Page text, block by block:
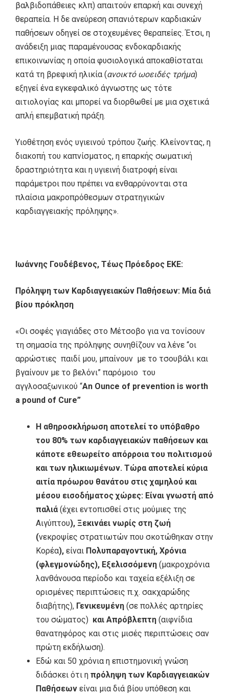
βαλβιδοπάθειες κλπ) απαιτούν επαρκή και συνεχή
θεραπεία. Η δε ανεύρεση σπανιότερων καρδιακών
παθήσεων οδηγεί σε στοχευμένες θεραπείες. Έτσι, η
ανάδειξη μιας παραμένουσας ενδοκαρδιακής
επικοινωνίας η οποία φυσιολογικά αποκαθίσταται
κατά τη βρεφική ηλικία (ανοικτό ωοειδές τρήμα)
εξηγεί ένα εγκεφαλικό άγνωστης ως τότε
αιτιολογίας και μπορεί να διορθωθεί με μια σχετικά
απλή επεμβατική πράξη.
Υιοθέτηση ενός υγιεινού τρόπου ζωής. Κλείνοντας, η
διακοπή του καπνίσματος, η επαρκής σωματική
δραστηριότητα και η υγιεινή διατροφή είναι
παράμετροι που πρέπει να ενθαρρύνονται στα
πλαίσια μακροπρόθεσμων στρατηγικών
καρδιαγγειακής πρόληψης».
Ιωάννης Γουδέβενος, Τέως Πρόεδρος ΕΚΕ:
Πρόληψη των Καρδιαγγειακών Παθήσεων: Μία διά
βίου πρόκληση
«Οι σοφές γιαγιάδες στο Μέτσοβο για να τονίσουν
τη σημασία της πρόληψης συνηθίζουν να λένε “οι
αρρώστιες παιδί μου, μπαίνουν με το τσουβάλι και
βγαίνουν με το βελόνι” παρόμοιο του
αγγλοσαξωνικού “An Ounce of prevention is worth
a pound of Cure”
Η αθηροσκλήρωση αποτελεί το υπόβαθρο
του 80% των καρδιαγγειακών παθήσεων και
κάποτε εθεωρείτο απόρροια του πολιτισμού
και των ηλικιωμένων. Τώρα αποτελεί κύρια
αιτία πρόωρου θανάτου στις χαμηλού και
μέσου εισοδήματος χώρες: Είναι γνωστή από
παλιά(έχει εντοπισθεί στις μούμιες της
Αιγύπτου), Ξεκινάει νωρίς στη ζωή
(νεκροψίες στρατιωτών που σκοτώθηκαν στην
Κορέα), είναι Πολυπαραγοντική, Χρόνια
(φλεγμονώδης), Εξελισσόμενη (μακροχρόνια
λανθάνουσα περίοδο και ταχεία εξέλιξη σε
ορισμένες περιπτώσεις π.χ. σακχαρώδης
διαβήτης), Γενικευμένη (σε πολλές αρτηρίες
του σώματος) και Απρόβλεπτη (αιφνίδια
θανατηφόρος και στις μισές περιπτώσεις σαν
πρώτη εκδήλωση).
Εδώ και 50 χρόνια η επιστημονική γνώση
διδάσκει ότι η πρόληψη των Καρδιαγγειακών
Παθήσεων είναι μια διά βίου υπόθεση και